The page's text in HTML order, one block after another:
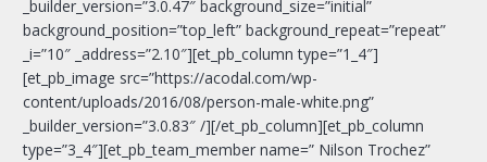
_builder_version=”3.0.47″ background_size=”initial”
background_position=”top_left” background_repeat=”repeat”
_i=”10″ _address=”2.10″][et_pb_column type=”1_4″]
[et_pb_image src=”https://acodal.com/wp-
content/uploads/2016/08/person-male-white.png”
_builder_version=”3.0.83″ /][/et_pb_column][et_pb_column
type=”3_4″][et_pb_team_member name=” Nilson Trochez”